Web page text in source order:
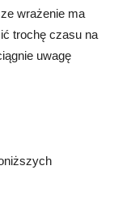
wrażenie ma
trochę czasu na
uwagę